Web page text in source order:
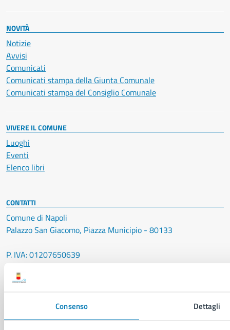
Consenso Dettagli
NOVITÀ
Notizie
Avvisi
Comunicati
Comunicati stampa della Giunta Comunale
Comunicati stampa del Consiglio Comunale
VIVERE IL COMUNE
Luoghi
Eventi
Elenco libri
CONTATTI
Comune di Napoli
Palazzo San Giacomo, Piazza Municipio - 80133
P. IVA: 01207650639
LEI: 8156007FF4DEB97ABA09
Servizio Protocollo, URP e Albo Pretorio
PEC:urp@pec.comune.napoli.it